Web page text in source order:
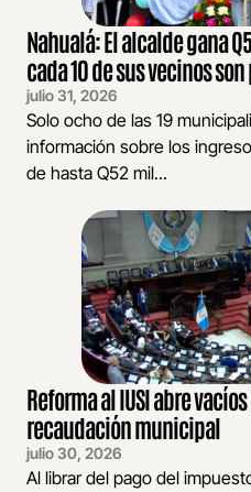
Nahualá: El alcalde gana
cada 10 de sus vecinos
julio 31, 2026
Solo ocho de las 19
información sobre los
de hasta Q52 mil...
Reforma al IUSI abre
recaudación municipal
julio 30, 2026
Al librar del pago del